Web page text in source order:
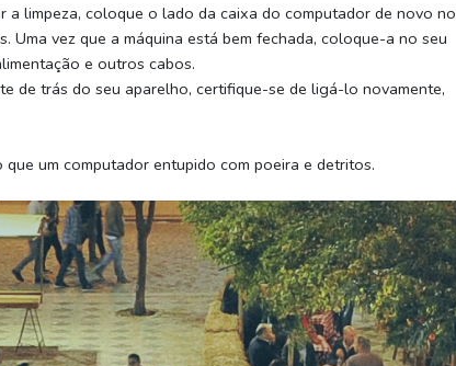
a limpeza, coloque o lado da caixa do computador de novo no
vez que a máquina está bem fechada, coloque-a no seu
e outros cabos.
de trás do seu aparelho, certifique-se de ligá-lo novamente,
um computador entupido com poeira e detritos.